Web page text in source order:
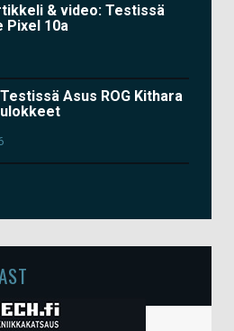
& video: Testissä
Pixel 10a
Asus ROG Kithara